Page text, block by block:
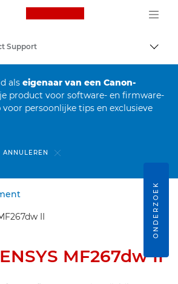
Canon Logo, back
Support
als eigenaar van een Canon-
product voor software- en firmware-
voor persoonlijke tips en exclusieve
ANNULEREN
MF267dw II
ONDERZOEK